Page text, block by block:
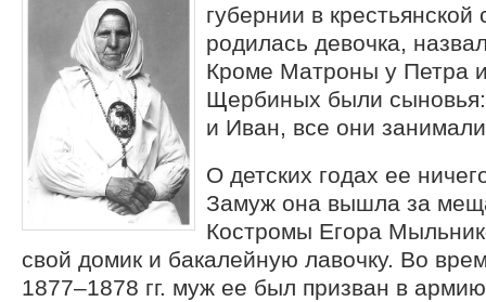
губернии в
родилась девочка,
Кроме Матроны у Петра
Щербиных были
и Иван, все они
О детских годах ее
Замуж она вышла за
Костромы Егора
свой домик и бакалейную лавочку. Во
1877–1878 гг. муж ее был призван в